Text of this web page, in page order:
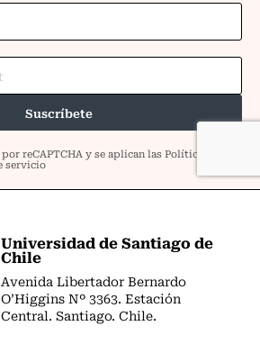
Universidad de Santiago de
Chile
Avenida Libertador Bernardo
O’Higgins Nº 3363. Estación
Central. Santiago. Chile.